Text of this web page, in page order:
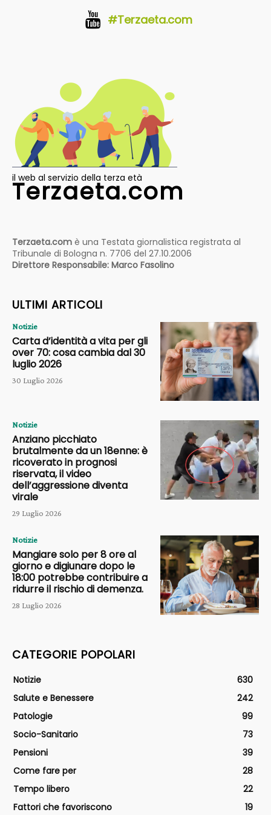
#Terzaeta.com
il web al servizio della terza età
Terzaeta.com
Terzaeta.com è una Testata giornalistica registrata al
Tribunale di Bologna n. 7706 del 27.10.2006
Direttore Responsabile: Marco Fasolino
ULTIMI ARTICOLI
Notizie
Carta d’identità a vita per gli
over 70: cosa cambia dal 30
luglio 2026
30 Luglio 2026
Notizie
Anziano picchiato
brutalmente da un 18enne: è
ricoverato in prognosi
riservata, il video
dell’aggressione diventa
virale
29 Luglio 2026
Notizie
Mangiare solo per 8 ore al
giorno e digiunare dopo le
18:00 potrebbe contribuire a
ridurre il rischio di demenza.
28 Luglio 2026
CATEGORIE POPOLARI
Notizie
630
Salute e Benessere
242
Patologie
99
Socio-Sanitario
73
Pensioni
39
Come fare per
28
Tempo libero
22
Fattori che favoriscono
19